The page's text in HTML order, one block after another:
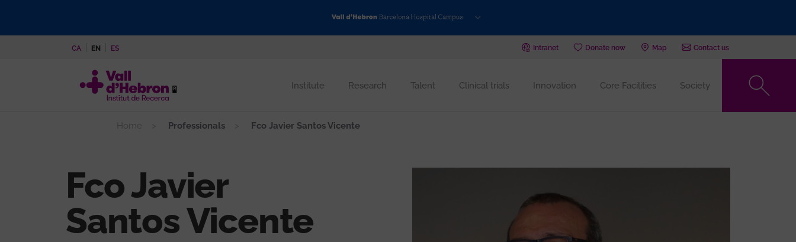
CA EN ES Intranet Donate now Map Contact us
Institute Research Talent Clinical trials Innovation Core Facilities Society
Home Professionals Fco Javier Santos Vicente
Fco Javier
Santos Vicente